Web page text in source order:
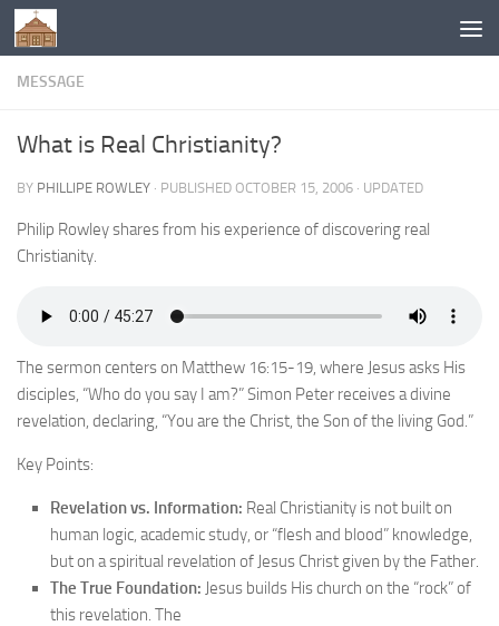
Below content
MESSAGE
What is Real Christianity?
BY PHILLIPE ROWLEY · PUBLISHED OCTOBER 15, 2006 · UPDATED
Philip Rowley shares from his experience of discovering real
Christianity.
The sermon centers on Matthew 16:15-19, where Jesus asks His
disciples, “Who do you say I am?” Simon Peter receives a divine
revelation, declaring, “You are the Christ, the Son of the living God.”
Key Points:
Revelation vs. Information: Real Christianity is not built on
human logic, academic study, or “flesh and blood” knowledge,
but on a spiritual revelation of Jesus Christ given by the Father.
The True Foundation: Jesus builds His church on the “rock” of
this revelation. The